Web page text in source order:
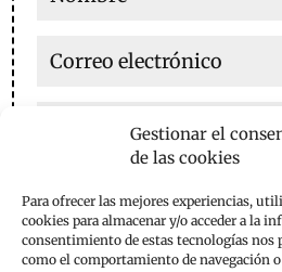
Gestionar el
de las cookies
Para ofrecer las mejores experiencias,
cookies para almacenar y/o acceder a la
consentimiento de estas tecnologías nos
como el comportamiento de navegación
navegador para la próxima vez